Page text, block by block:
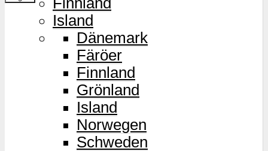
Lost Password?
Island
Dänemark
Färöer
Finnland
Grönland
Island
Norwegen
Schweden